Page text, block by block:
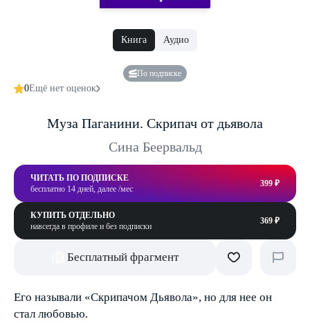
Книга Аудио
По подписке
0Ещё нет оценок
Муза Паганини. Скрипач от дьявола
Сина Беервальд
ЧИТАТЬ ПО ПОДПИСКЕ
бесплатно 14 дней, далее /мес
399 ₽
КУПИТЬ ОТДЕЛЬНО
навсегда в профиле и без подписки
369 ₽
Бесплатный фрагмент
Его называли «Скрипачом Дьявола», но для нее он
стал любовью.